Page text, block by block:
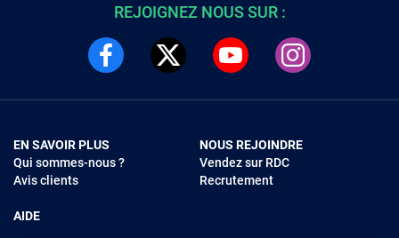
REJOIGNEZ NOUS SUR :
EN SAVOIR PLUS
Qui sommes-nous ?
Avis clients
AIDE
NOUS REJOINDRE
Vendez sur RDC
Recrutement